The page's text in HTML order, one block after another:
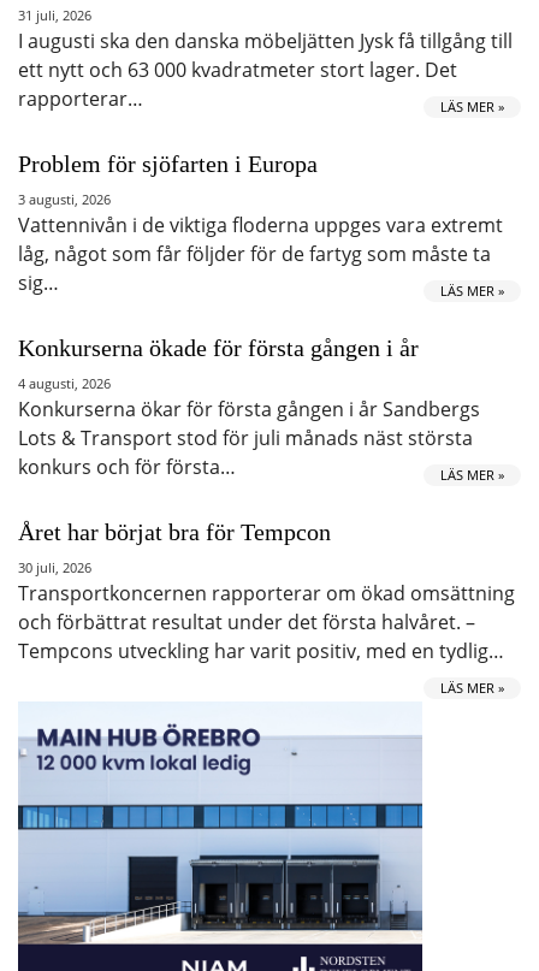
31 juli, 2026
I augusti ska den danska möbeljätten Jysk få tillgång till
ett nytt och 63 000 kvadratmeter stort lager. Det
rapporterar…
LÄS MER »
Problem för sjöfarten i Europa
3 augusti, 2026
Vattennivån i de viktiga floderna uppges vara extremt
låg, något som får följder för de fartyg som måste ta
sig…
LÄS MER »
Konkurserna ökade för första gången i år
4 augusti, 2026
Konkurserna ökar för första gången i år Sandbergs
Lots & Transport stod för juli månads näst största
konkurs och för första…
LÄS MER »
Året har börjat bra för Tempcon
30 juli, 2026
Transportkoncernen rapporterar om ökad omsättning
och förbättrat resultat under det första halvåret. –
Tempcons utveckling har varit positiv, med en tydlig…
LÄS MER »